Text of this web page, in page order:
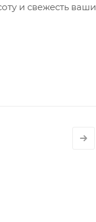
и свежесть ваши